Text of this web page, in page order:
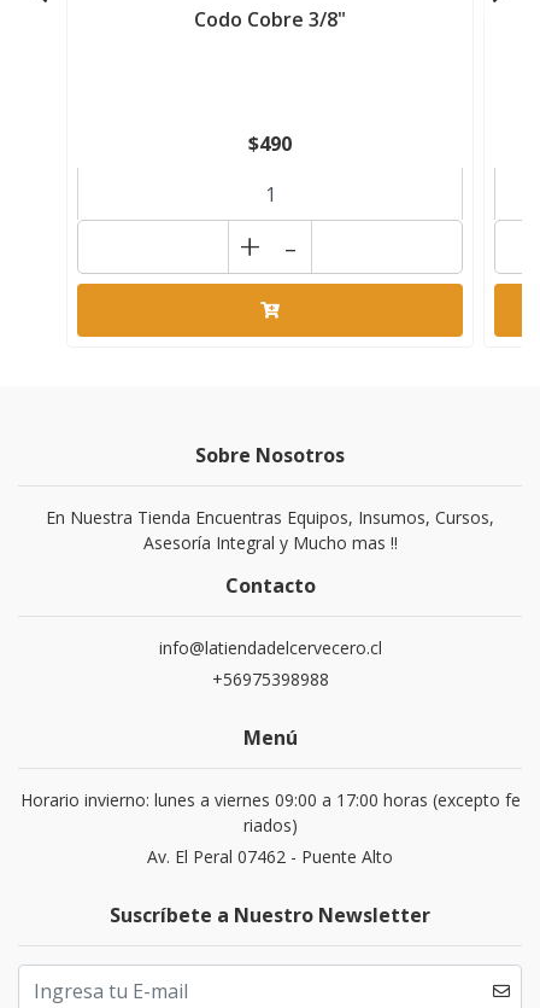
Codo Cobre 3/8"
$490
+ -
Sobre Nosotros
En Nuestra Tienda Encuentras Equipos, Insumos, Cursos,
Asesoría Integral y Mucho mas !!
Contacto
info@latiendadelcervecero.cl
+56975398988
Menú
Horario invierno: lunes a viernes 09:00 a 17:00 horas (excepto fe
riados)
Av. El Peral 07462 - Puente Alto
Suscríbete a Nuestro Newsletter